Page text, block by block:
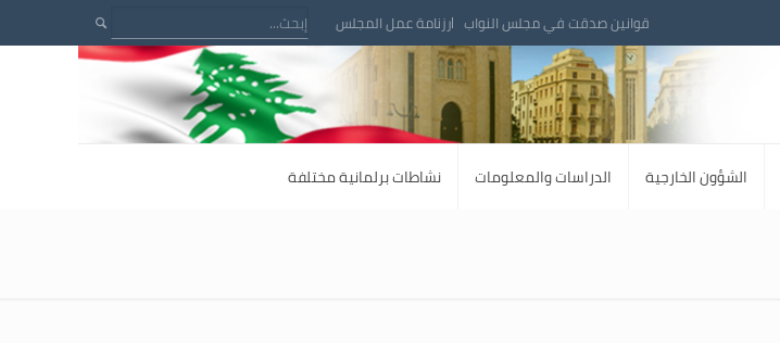
قوانين صدقت في مجلس النواب رزنامة عمل المجلس
الشؤون الخارجية الدراسات والمعلومات نشاطات برلمانية مختلفة